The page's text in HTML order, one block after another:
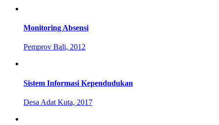
Monitoring Absensi
Pemprov Bali, 2012
Sistem Informasi Kependudukan
Desa Adat Kuta, 2017